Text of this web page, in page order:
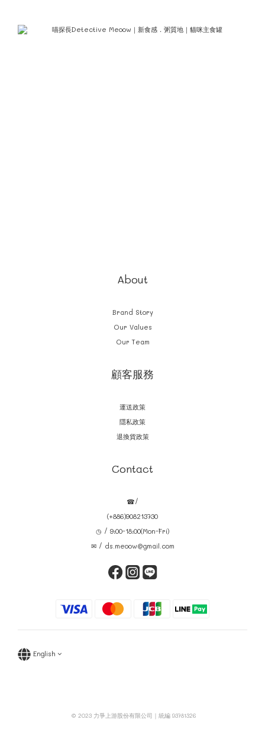
About
Brand Story
Our Values
Our Team
顧客服務
運送政策
隱私政策
退換貨政策
Contact
☎/
(+886)908213730
◷ / 9:00-18:00(Mon-Fri)
✉ / ds.meoow@gmail.com
English
© 2023 力爭上游股份有限公司｜統編 93781326